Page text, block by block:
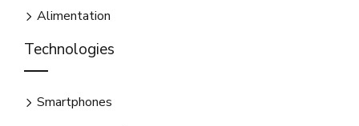
Alimentation
Technologies
Smartphones